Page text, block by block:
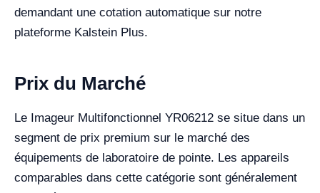
demandant une cotation automatique sur notre
plateforme Kalstein Plus.
Prix du Marché
Le Imageur Multifonctionnel YR06212 se situe dans un
segment de prix premium sur le marché des
équipements de laboratoire de pointe. Les appareils
comparables dans cette catégorie sont généralement